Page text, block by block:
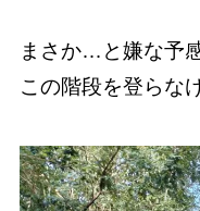
まさか…と嫌な予
この階段を登らな